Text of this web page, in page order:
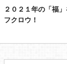
２０２１年の「福
フクロウ！